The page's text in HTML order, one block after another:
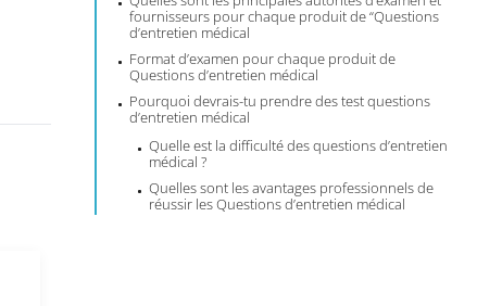
fournisseurs pour chaque produit de “Questions
d’entretien médical
Format d’examen pour chaque produit de
Questions d’entretien médical
Pourquoi devrais-tu prendre des test questions
d’entretien médical
Quelle est la difficulté des questions d’entretien
médical ?
Quelles sont les avantages professionnels de
réussir les Questions d’entretien médical